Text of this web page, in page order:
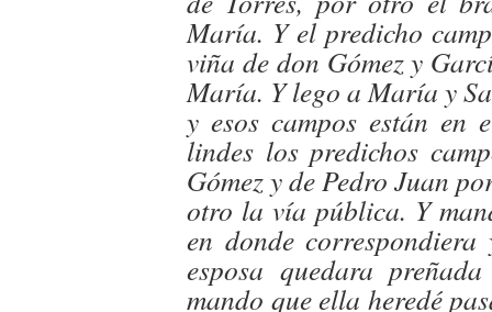
María. Y el predicho
viña de don Gómez y
María. Y lego a María y
y esos campos están en
lindes los predichos
Gómez y de Pedro Juan
otro la vía pública. Y
en donde
esposa quedara
mando que ella heredé